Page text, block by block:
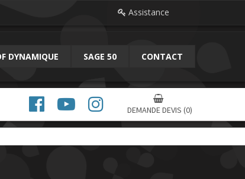
 Assistance
DYNAMIQUE SAGE 50 CONTACT
   
DEMANDE DEVIS (0)